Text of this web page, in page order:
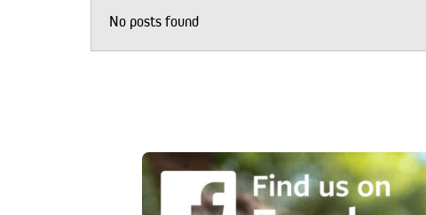
No posts found